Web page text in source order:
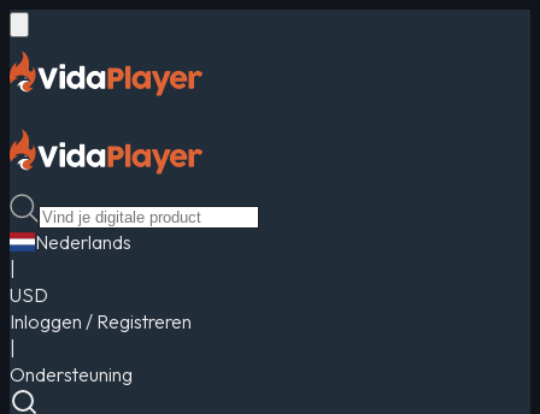
Nederlands
USD
Inloggen / Registreren
Ondersteuning